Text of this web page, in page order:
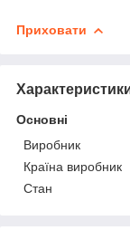
Приховати
Основні
Виробник
Країна виробник
Стан